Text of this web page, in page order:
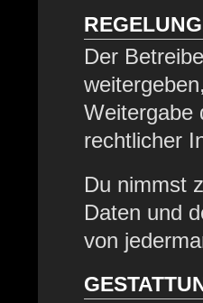
Der
Weitergabe
rechtlicher
Du nimmst
Daten und
von